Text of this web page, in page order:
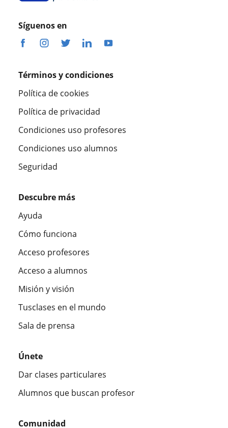
Síguenos en
Términos y condiciones
Política de cookies
Política de privacidad
Condiciones uso profesores
Condiciones uso alumnos
Seguridad
Descubre más
Ayuda
Cómo funciona
Acceso profesores
Acceso a alumnos
Misión y visión
Tusclases en el mundo
Sala de prensa
Únete
Dar clases particulares
Alumnos que buscan profesor
Comunidad